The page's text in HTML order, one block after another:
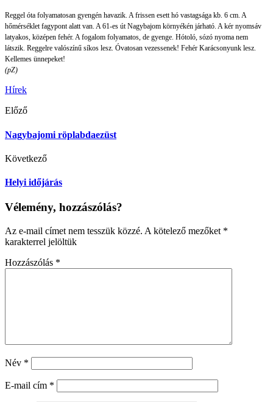
Reggel óta folyamatosan gyengén havazik. A frissen esett hó vastagsága kb. 6 cm. A
hőmérséklet fagypont alatt van. A 61-es út Nagybajom környékén járható. A kér nyomsáv
latyakos, középen fehér. A fogalom folyamatos, de gyenge. Hótoló, sózó nyoma nem
látszik. Reggelre valószínű síkos lesz. Óvatosan vezessenek! Fehér Karácsonyunk lesz.
Kellemes ünnepeket!
(pZ)
Hírek
Előző
Nagybajomi röplabdaezüst
Következő
Helyi időjárás
Vélemény, hozzászólás?
Az e-mail címet nem tesszük közzé. A kötelező mezőket *
karakterrel jelöltük
Hozzászólás *
Név *
E-mail cím *